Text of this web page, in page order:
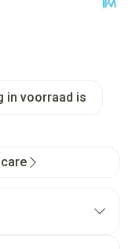
in voorraad is